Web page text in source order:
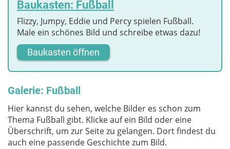
Baukasten: Fußball
Flizzy, Jumpy, Eddie und Percy spielen Fußball.
Male ein schönes Bild und schreibe etwas dazu!
Baukasten öffnen
Galerie: Fußball
Hier kannst du sehen, welche Bilder es schon zum
Thema Fußball gibt. Klicke auf ein Bild oder eine
Überschrift, um zur Seite zu gelangen. Dort findest du
auch eine passende Geschichte zum Bild.